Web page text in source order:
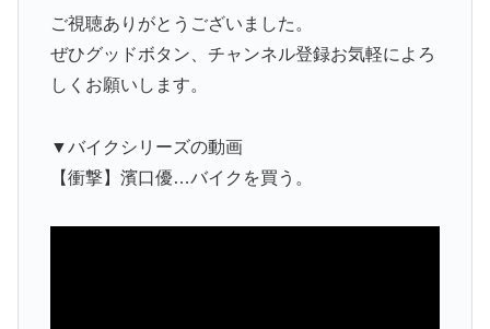
ご視聴ありがとうございました。
ぜひグッドボタン、チャンネル登録お気軽によろ
しくお願いします。
▼バイクシリーズの動画
【衝撃】濱口優…バイクを買う。